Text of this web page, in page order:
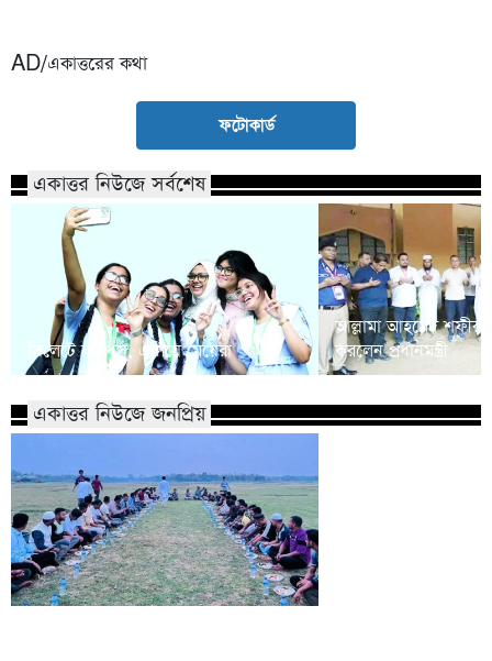
AD/একাত্তরের কথা
ফটোকার্ড
একাত্তর নিউজে সর্বশেষ
সিলেটে বড় ধস, এগিয়ে মেয়েরা
আল্লামা আহমেদ শফীর
করলেন প্রধানমন্ত্রী
একাত্তর নিউজে জনপ্রিয়